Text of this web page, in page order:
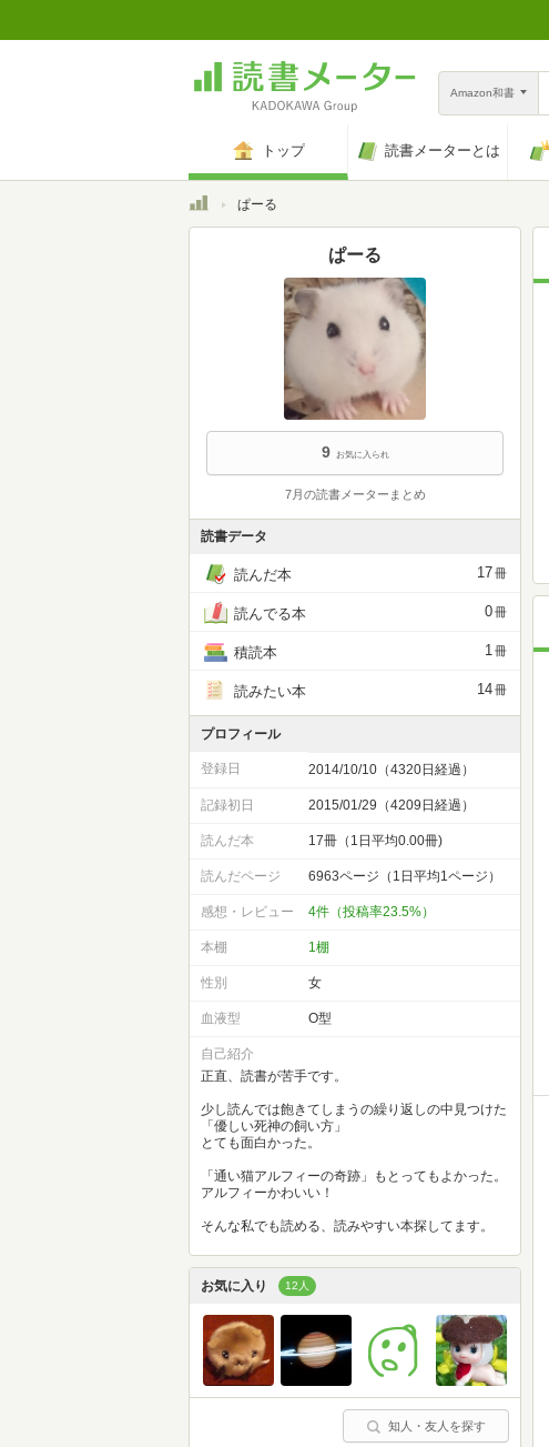
Amazon和書
トップ 読書メーターとは
トップぱーる
ぱーる
9 お気に入られ
7月の読書メーターまとめ
読書データ
読んだ本 17冊
読んでる本 0冊
積読本 1冊
読みたい本 14冊
プロフィール
登録日 2014/10/10（4320日経過）
記録初日 2015/01/29（4209日経過）
読んだ本 17冊（1日平均0.00冊)
読んだページ 6963ページ（1日平均1ページ）
感想・レビュー 4件（投稿率23.5%）
本棚 1棚
性別 女
血液型 O型
自己紹介
正直、読書が苦手です。
少し読んでは飽きてしまうの繰り返しの中見つけた
「優しい死神の飼い方」
とても面白かった。
「通い猫アルフィーの奇跡」もとってもよかった。
アルフィーかわいい！
そんな私でも読める、読みやすい本探してます。
お気に入り 12人
知人・友人を探す